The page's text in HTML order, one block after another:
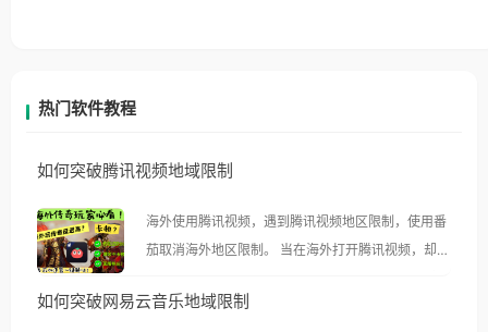
热门软件教程
如何突破腾讯视频地域限制
海外使用腾讯视频，遇到腾讯视频地区限制，使用番
茄取消海外地区限制。 当在海外打开腾讯视频，却突
示语。 海外用户如香港、澳门、台湾、美国、加拿
如何突破网易云音乐地域限制